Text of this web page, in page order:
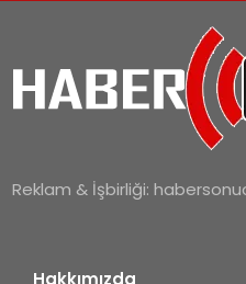
Reklam & İşbirliği:
Hakkımızda